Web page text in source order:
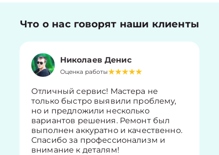
Что о нас говорят наши клиенты
Николаев Денис
Оценка работы
Отличный сервис! Мастера не
только быстро выявили проблему,
но и предложили несколько
вариантов решения. Ремонт был
выполнен аккуратно и качественно.
Спасибо за профессионализм и
внимание к деталям!